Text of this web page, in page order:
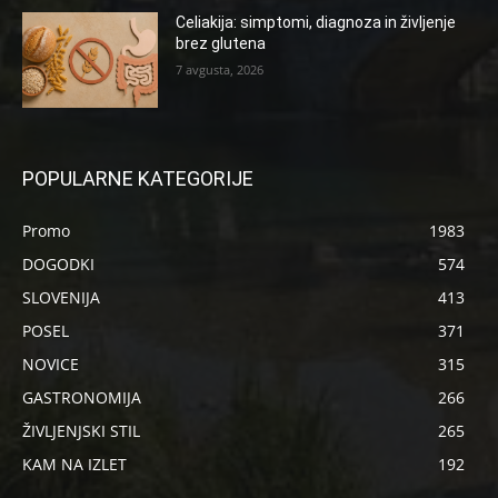
Celiakija: simptomi, diagnoza in življenje
brez glutena
7 avgusta, 2026
POPULARNE KATEGORIJE
Promo
1983
DOGODKI
574
SLOVENIJA
413
POSEL
371
NOVICE
315
GASTRONOMIJA
266
ŽIVLJENJSKI STIL
265
KAM NA IZLET
192